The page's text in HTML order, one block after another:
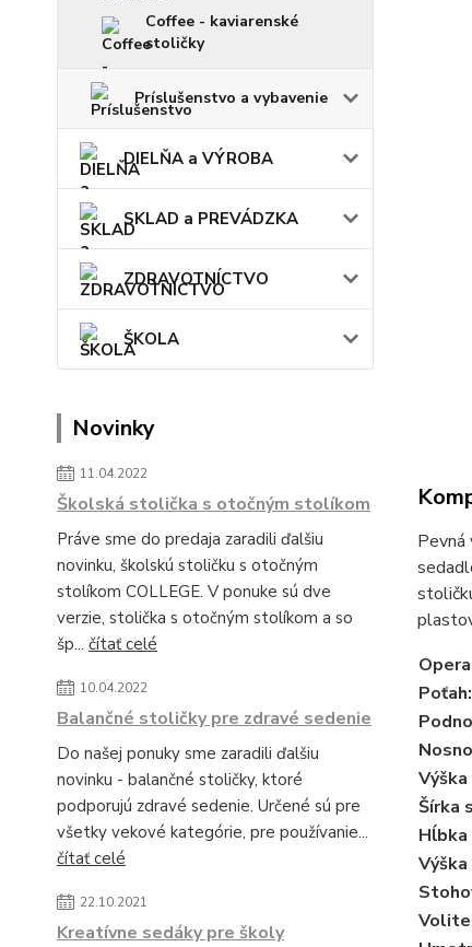
Coffee - kaviarenské
stoličky
Príslušenstvo a vybavenie
DIELŇA a VÝROBA
SKLAD a PREVÁDZKA
ZDRAVOTNÍCTVO
ŠKOLA
Novinky
11.04.2022
Školská stolička s otočným stolíkom
Práve sme do predaja zaradili ďalšiu
novinku, školskú stoličku s otočným
stolíkom COLLEGE. V ponuke sú dve
verzie, stolička s otočným stolíkom a so
šp... čítať celé
10.04.2022
Balančné stoličky pre zdravé sedenie
Do našej ponuky sme zaradili ďalšiu
novinku - balančné stoličky, ktoré
podporujú zdravé sedenie. Určené sú pre
všetky vekové kategórie, pre používanie...
čítať celé
22.10.2021
Kreatívne sedáky pre školy
Poťah:
Výška
Šírka